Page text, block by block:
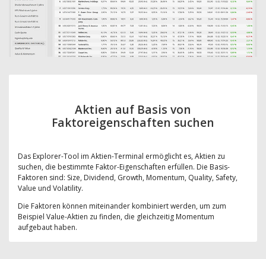
Aktien auf Basis von
Faktoreigenschaften suchen
Das Explorer-Tool im Aktien-Terminal ermöglicht es, Aktien zu
suchen, die bestimmte Faktor-Eigenschaften erfüllen. Die Basis-
Faktoren sind: Size, Dividend, Growth, Momentum, Quality, Safety,
Value und Volatility.
Die Faktoren können miteinander kombiniert werden, um zum
Beispiel Value-Aktien zu finden, die gleichzeitig Momentum
aufgebaut haben.